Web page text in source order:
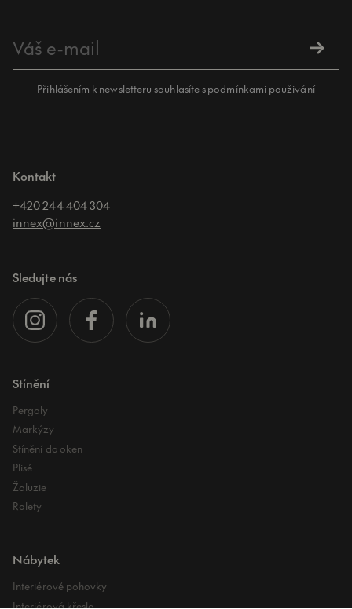
Přihlášením k newsletteru souhlasíte spodmínkami použivání
Kontakt
+420 244 404 304
innex@innex.cz
Sledujte nás
Stínění
Pergoly
Markýzy
Stínění do oken
Plisé
Žaluzie
Rolety
Nábytek
Interiérové pohovky
Interiérová křesla